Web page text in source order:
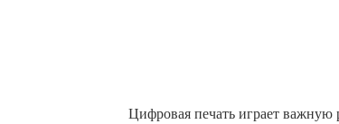
Цифровая печать играет важную